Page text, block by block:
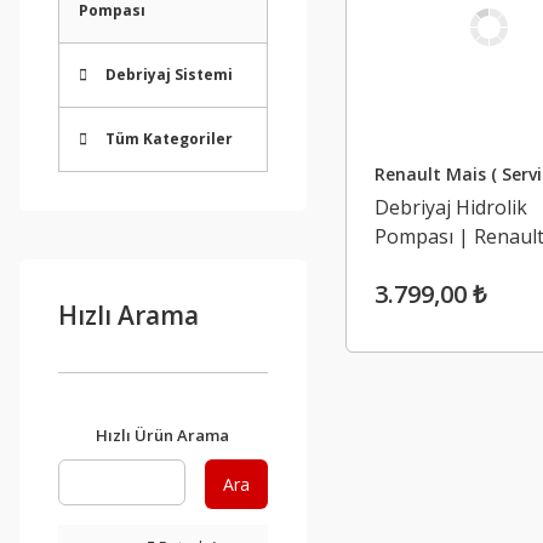
Pompası
Debriyaj Sistemi
Tüm Kategoriler
Hızlı Arama
Hızlı Ürün Arama
Ara
Renault Mais (
Debriyaj Hidrolik
Pompası | Renault
3.799,00 ₺